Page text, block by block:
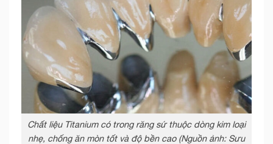
Chất liệu Titanium có trong răng sứ thuộc dòng kim loại
nhẹ, chống ăn mòn tốt và độ bền cao (Nguồn ảnh: Sưu